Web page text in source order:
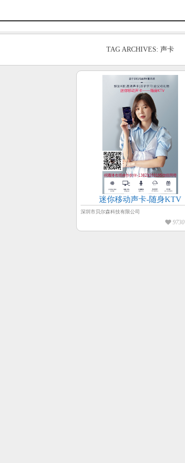
TAG ARCHIVES: 声卡
迷你移动声卡-随身KTV
深圳市贝尔森科技有限公司